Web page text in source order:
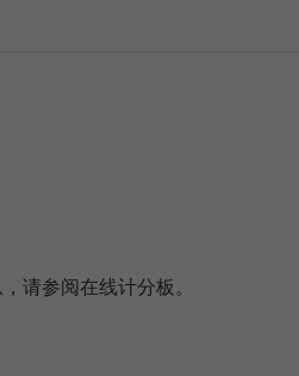
请参阅在线计分板。